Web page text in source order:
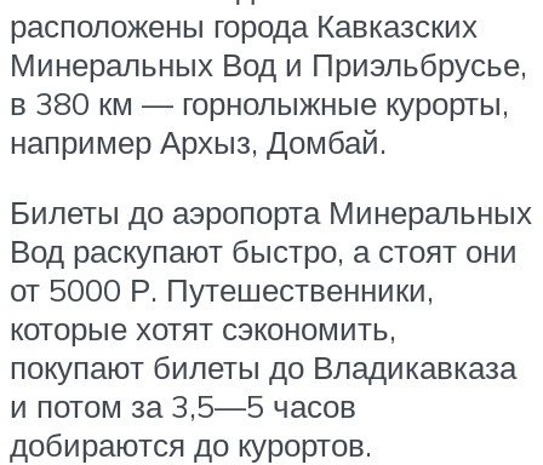
расположены города Кавказских
Минеральных Вод и Приэльбрусье,
в 380 км — горнолыжные курорты,
например Архыз, Домбай.
Билеты до аэропорта Минеральных
Вод раскупают быстро, а стоят они
от 5000 Р. Путешественники,
которые хотят сэкономить,
покупают билеты до Владикавказа
и потом за 3,5—5 часов
добираются до курортов.